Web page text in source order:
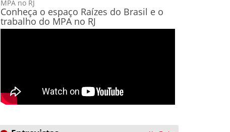
MPA no RJ
Conheça o espaço Raízes do Brasil e o
trabalho do MPA no RJ